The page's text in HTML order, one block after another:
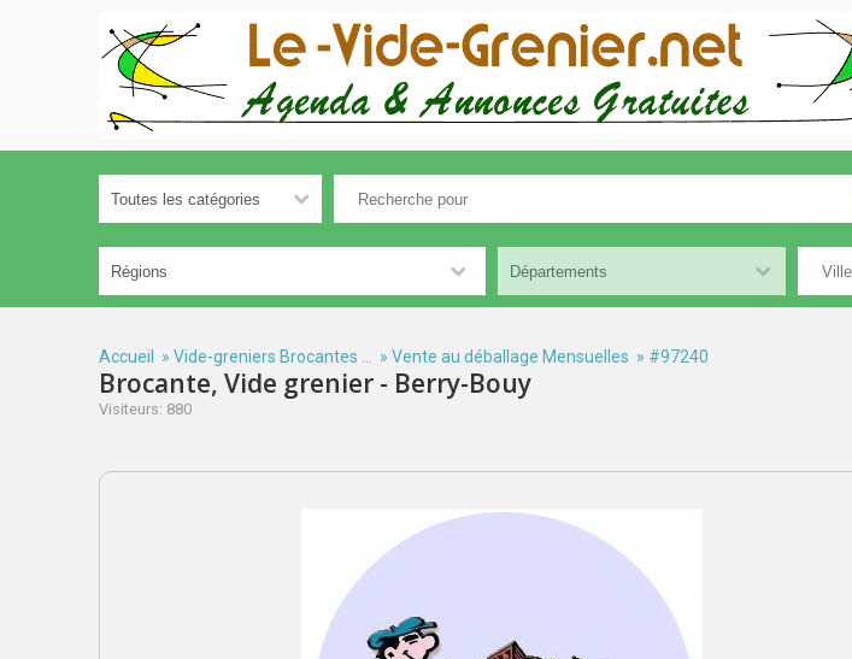
Accueil » Vide-greniers Brocantes ... » Vente au déballage Mensuelles » #97240
Brocante, Vide grenier - Berry-Bouy
Visiteurs: 880